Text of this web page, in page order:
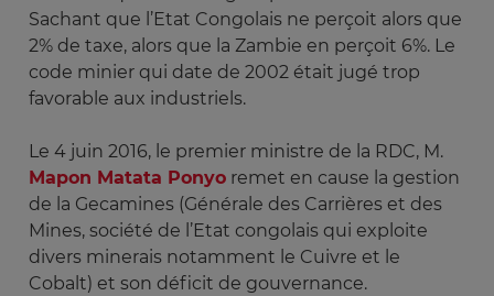
Sachant que l’Etat Congolais ne perçoit alors que
2% de taxe, alors que la Zambie en perçoit 6%. Le
code minier qui date de 2002 était jugé trop
favorable aux industriels.
Le 4 juin 2016, le premier ministre de la RDC, M.
Mapon Matata Ponyo remet en cause la gestion
de la Gecamines (Générale des Carrières et des
Mines, société de l’Etat congolais qui exploite
divers minerais notamment le Cuivre et le
Cobalt) et son déficit de gouvernance.